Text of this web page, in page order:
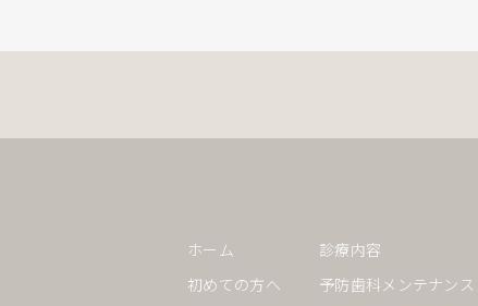
ホーム
初めての方へ
診療内容
予防歯科メンテナンス